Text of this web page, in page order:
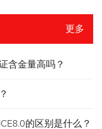
更多
含金量高吗？
的区别是什么？